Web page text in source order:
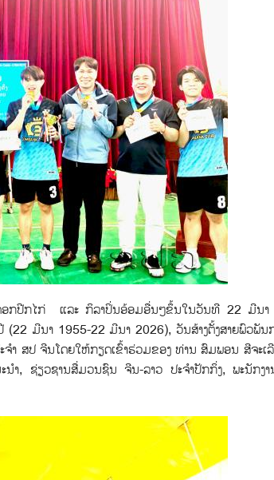
ດອກປີກໄກ່ ແລະ ກິລາປິ່ນອ້ອມອື່ນໆຂຶ້ນໃນວັນທີ 22 ມີນ
(22 ມີນາ 1955-22 ມີນາ 2026), ວັນສ້າງຕັ້ງສາຍພົວພັ
ຳ ສປ ຈີນໂດຍໃຫ້ກຽດເຂົ້າຮ່ວມຂອງ ທ່ານ ສົມພອນ ສີຈະເ
, ຊ່ຽວຊານສື່ມວນຊົນ ຈີນ-ລາວ ປະຈໍາປັກກິ່ງ, ພະນັກງ